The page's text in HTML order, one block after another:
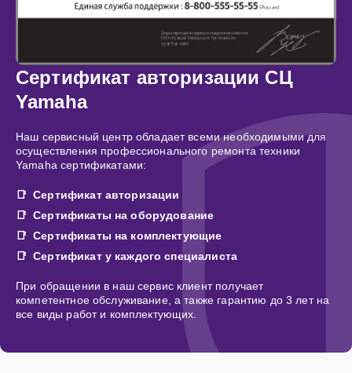
Сертификат авторизации СЦ
Yamaha
Наш сервисный центр обладает всеми необходимыми для
осуществления профессионального ремонта техники
Yamaha сертификатами:
Сертификат авторизации
Сертификаты на оборудование
Сертификаты на комплектующие
Сертификат у каждого специалиста
При обращении в наш сервис клиент получает
компетентное обслуживание, а также гарантию до 3 лет на
все виды работ и комплектующих.